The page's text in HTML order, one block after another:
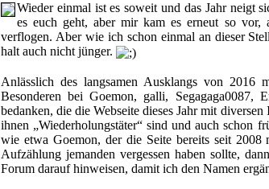
Wieder einmal ist es soweit und das Jahr neigt
es euch geht, aber mir kam es erneut so vor,
verflogen. Aber wie ich schon einmal an dieser
halt auch nicht jünger.
Anlässlich des langsamen Ausklangs von
Besonderen bei Goemon, galli, Segagaga0087,
bedanken, die die Webseite dieses Jahr mit
ihnen „Wiederholungstäter“ sind und auch schon
wie etwa Goemon, der die Seite bereits seit
Aufzählung jemanden vergessen haben sollte,
Forum darauf hinweisen, damit ich den Namen